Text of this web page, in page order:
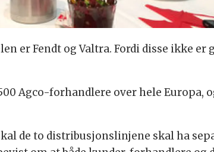
er Fendt og Valtra. Fordi disse ikke
Agco-forhandlere over hele Europa,
de to distribusjonslinjene skal ha